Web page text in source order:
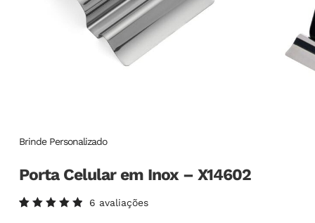
Brinde Personalizado
Porta Celular em Inox – X14602
6 avaliações